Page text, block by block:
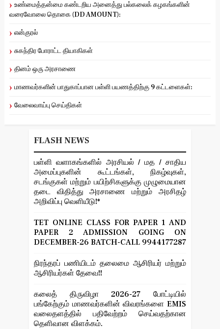
உண்மைத்தன்மை கண்டறிய அனைத்து பல்கலைக் கழகங்களின்
வரைவோலை தொகை (DD AMOUNT):
என்குரல்
சுகந்திர போராட்ட தியாகிகள்
தினம் ஒரு அரசாணை
மாணவர்களின் பாதுகாப்பான பள்ளி பயணத்திற்கு 9 கட்டளைகள்:
வேலைவாய்பு செய்திகள்
FLASH NEWS
பள்ளி வளாகங்களில் அரசியல் / மத / சாதிய
அமைப்புகளின் கூட்டங்கள், நிகழ்வுகள்,
சடங்குகள் மற்றும் பயிற்சிகளுக்கு முழுமையான
தடை விதித்து அரசாணை மற்றும் அரசிதழ்
அறிவிப்பு வெளியீடு!*
TET ONLINE CLASS FOR PAPER 1 AND
PAPER 2 ADMISSION GOING ON
DECEMBER-26 BATCH-CALL 9944177287
நிரந்தரப் பணியிடம் தலைமை ஆசிரியர் மற்றும்
ஆசிரியர்கள் தேவை!!
கலைத் திருவிழா 2026-27 போட்டியில்
பங்கேற்கும் மாணவர்களின் விவரங்களை EMIS
வலைதளத்தில் பதிவேற்றம் செய்வதற்கான
தெளிவான விளக்கம்.